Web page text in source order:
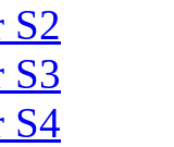
S2
S3
S4